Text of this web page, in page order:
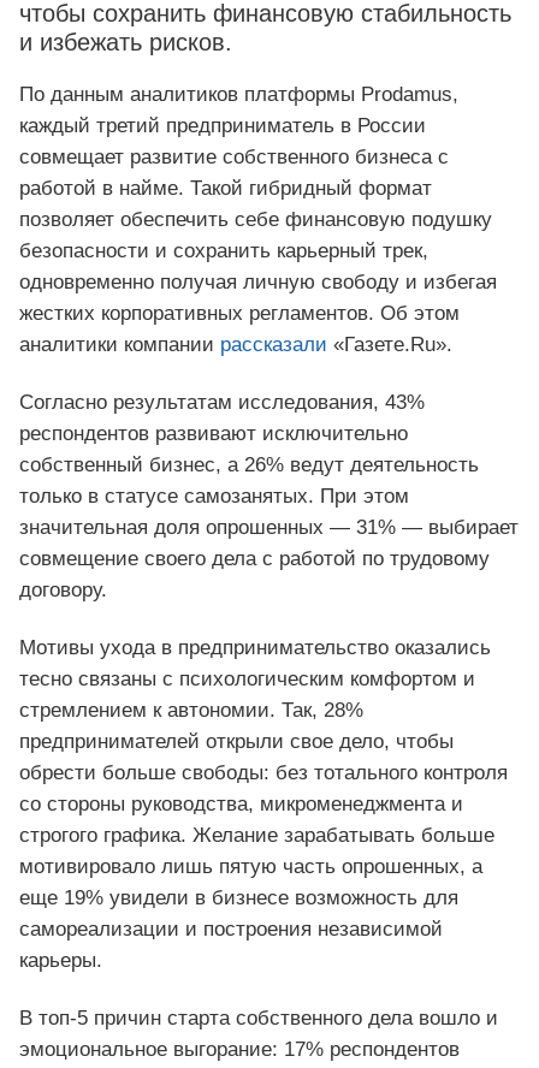
чтобы сохранить финансовую стабильность
и избежать рисков.
По данным аналитиков платформы Prodamus,
каждый третий предприниматель в России
совмещает развитие собственного бизнеса с
работой в найме. Такой гибридный формат
позволяет обеспечить себе финансовую подушку
безопасности и сохранить карьерный трек,
одновременно получая личную свободу и избегая
жестких корпоративных регламентов. Об этом
аналитики компании рассказали «Газете.Ru».
Согласно результатам исследования, 43%
респондентов развивают исключительно
собственный бизнес, а 26% ведут деятельность
только в статусе самозанятых. При этом
значительная доля опрошенных — 31% — выбирает
совмещение своего дела с работой по трудовому
договору.
Мотивы ухода в предпринимательство оказались
тесно связаны с психологическим комфортом и
стремлением к автономии. Так, 28%
предпринимателей открыли свое дело, чтобы
обрести больше свободы: без тотального контроля
со стороны руководства, микроменеджмента и
строгого графика. Желание зарабатывать больше
мотивировало лишь пятую часть опрошенных, а
еще 19% увидели в бизнесе возможность для
самореализации и построения независимой
карьеры.
В топ-5 причин старта собственного дела вошло и
эмоциональное выгорание: 17% респондентов